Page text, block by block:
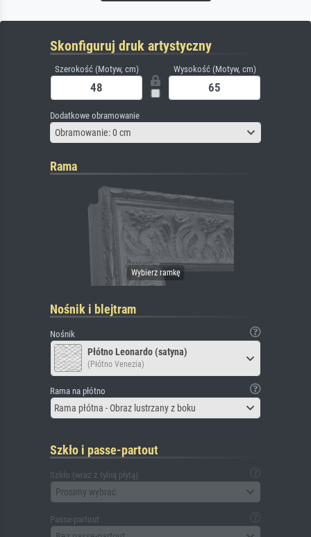
Skonfiguruj druk artystyczny
Szerokość (Motyw, cm) Wysokość (Motyw, cm)
Dodatkowe obramowanie
Obramowanie: 0 cm
Rama
Nośnik i blejtram
Nośnik
Płótno Leonardo (satyna)
(Płótno Venezia)
Rama na płótno
Rama płótna - Obraz lustrzany z boku
Szkło i passe-partout
Szkło (wraz z tylną płytą)
Prosimy wybrać
Passe-partout